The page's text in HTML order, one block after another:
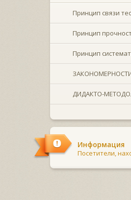
Принцип связи
Принцип
Принцип
ДИДАКТО-
Информация
Посетители,